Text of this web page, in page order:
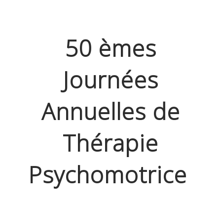
50 èmes
Journées
Annuelles de
Thérapie
Psychomotrice